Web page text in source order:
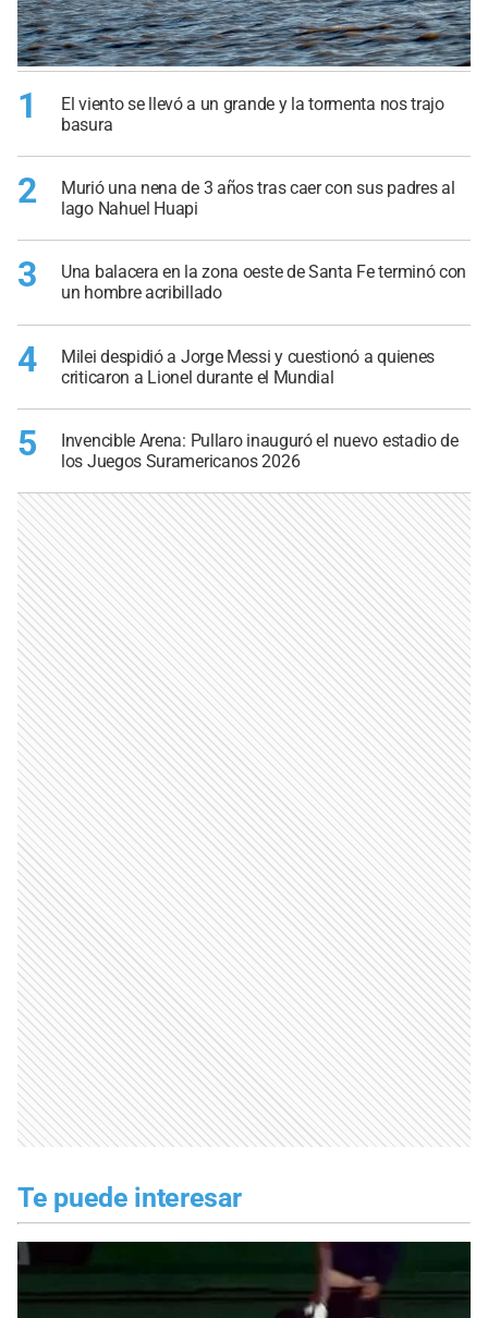
1
El viento se llevó a un grande y la tormenta nos trajo
basura
2
Murió una nena de 3 años tras caer con sus padres al
lago Nahuel Huapi
3
Una balacera en la zona oeste de Santa Fe terminó con
un hombre acribillado
4
Milei despidió a Jorge Messi y cuestionó a quienes
criticaron a Lionel durante el Mundial
5
Invencible Arena: Pullaro inauguró el nuevo estadio de
los Juegos Suramericanos 2026
Te puede interesar